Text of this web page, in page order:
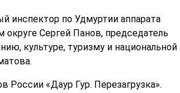
инспектор по Удмуртии аппарата
Сергей Панов, председатель
культуре, туризму и национальной
России «Даур Гур. Перезагрузка».